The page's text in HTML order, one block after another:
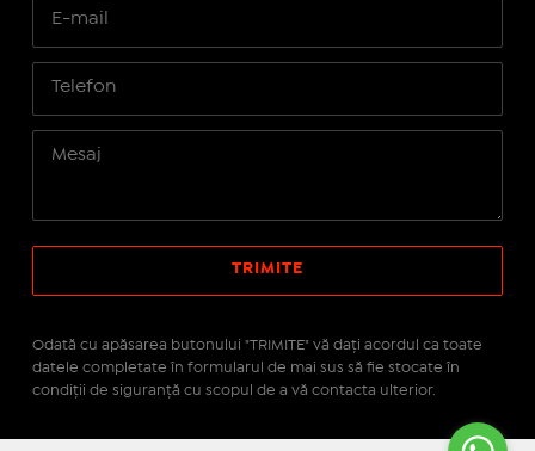
Odată cu apăsarea butonului "TRIMITE" vă daţi acordul ca toate
datele completate în formularul de mai sus să fie stocate în
condiţii de siguranţă cu scopul de a vă contacta ulterior.